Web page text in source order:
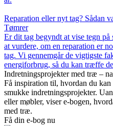
Reparation eller nyt tag? Sådan
Tømrer
Er dit tag begyndt at vise tegn
at vurdere, om en reparation er
tag. Vi gennemgår de vigtigste
energiforbrug, så du kan træffe
Indretningsprojekter med træ –
Få inspiration til, hvordan du
smukke indretningsprojekter.
eller møbler, viser e-bogen,
med træ.
Få din e-bog nu